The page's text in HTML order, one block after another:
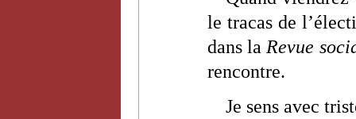
le tracas de
dans la Revue
rencontre.
Je sens avec